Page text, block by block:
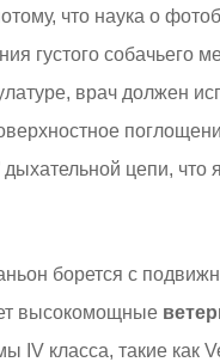
что наука о
густого
врач должен
цепи, что
борется с
высокомощные
IV класса, такие как